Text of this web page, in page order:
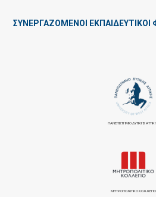
ΣΥΝΕΡΓΑΖΌΜΕΝΟΙ ΕΚΠΑΙΔΕΥΤΙΚΟΊ
ΠΑΝΕΠΙΣΤΉΜΙΟ ΔΥΤΙΚΉΣ
ΜΗΤΡΟΠΟΛΙΤΙΚΟ ΚΟΛΛΕΓΙΟ